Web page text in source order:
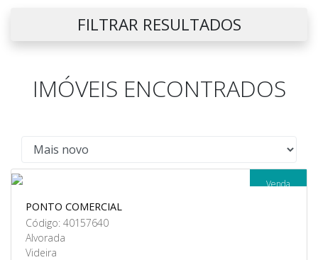
FILTRAR RESULTADOS
IMÓVEIS ENCONTRADOS
Venda
PONTO COMERCIAL
Código: 40157640
Alvorada
Videira